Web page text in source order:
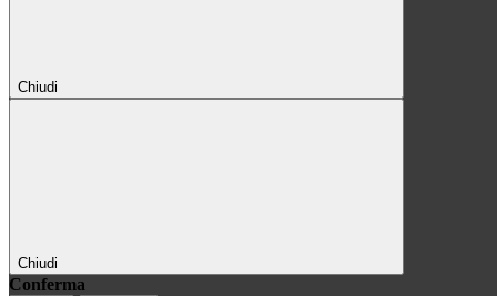
Chiudi
Chiudi
Conferma